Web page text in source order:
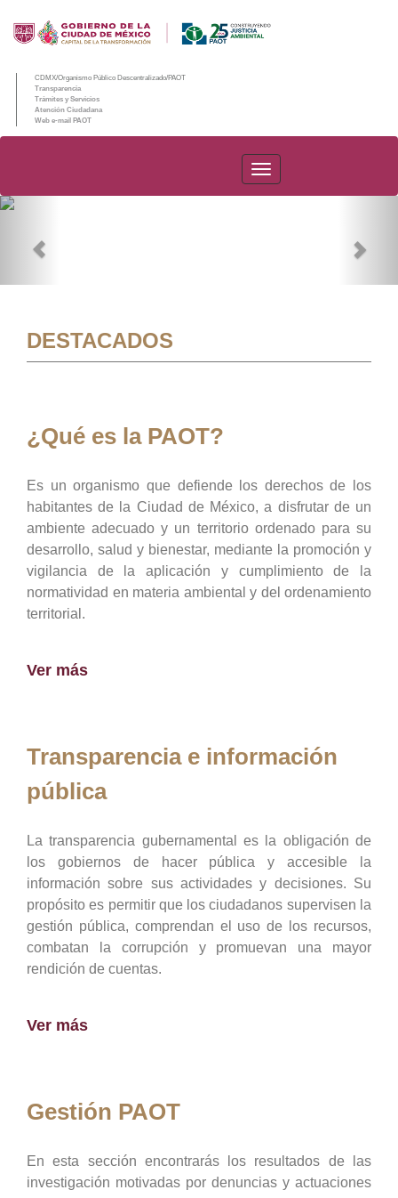
CDMX/Organismo Público Descentralizado/PAOT
Transparencia
Trámites y Servicios
Atención Ciudadana
Web e-mail PAOT
PAOT
DESTACADOS
¿Qué es la PAOT?
Es un organismo que defiende los derechos de los
habitantes de la Ciudad de México, a disfrutar de un
ambiente adecuado y un territorio ordenado para su
desarrollo, salud y bienestar, mediante la promoción y
vigilancia de la aplicación y cumplimiento de la
normatividad en materia ambiental y del ordenamiento
territorial.
Ver más
Transparencia e información
pública
La transparencia gubernamental es la obligación de
los gobiernos de hacer pública y accesible la
información sobre sus actividades y decisiones. Su
propósito es permitir que los ciudadanos supervisen la
gestión pública, comprendan el uso de los recursos,
combatan la corrupción y promuevan una mayor
rendición de cuentas.
Ver más
Gestión PAOT
En esta sección encontrarás los resultados de las
investigación motivadas por denuncias y actuaciones